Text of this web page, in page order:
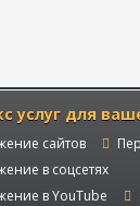
услуг для
сайтов
в соцсетях
в YouTube